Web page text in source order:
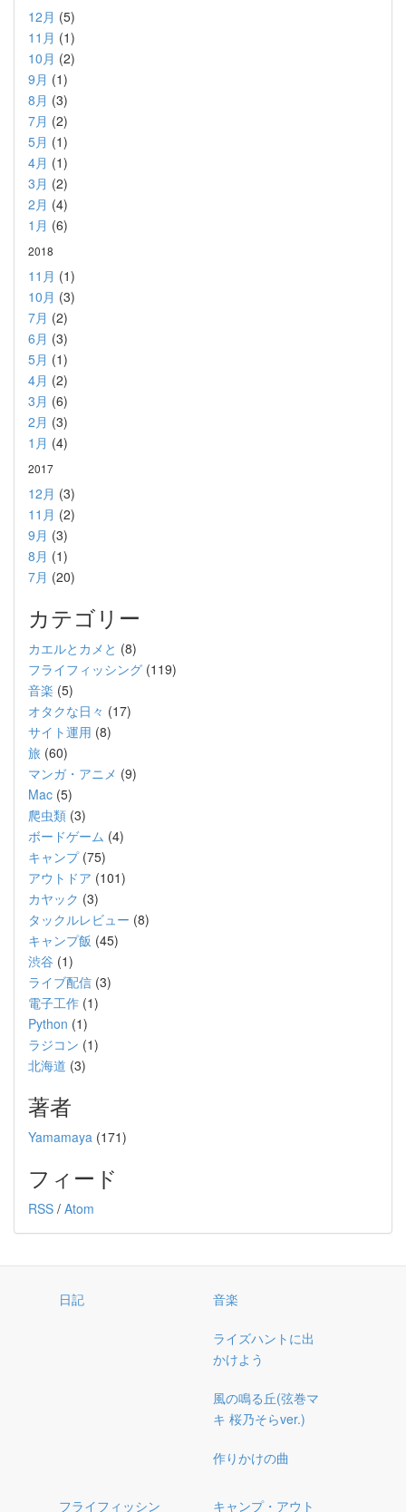
12月 (5)
11月 (1)
10月 (2)
9月 (1)
8月 (3)
7月 (2)
5月 (1)
4月 (1)
3月 (2)
2月 (4)
1月 (6)
2018
11月 (1)
10月 (3)
7月 (2)
6月 (3)
5月 (1)
4月 (2)
3月 (6)
2月 (3)
1月 (4)
2017
12月 (3)
11月 (2)
9月 (3)
8月 (1)
7月 (20)
カテゴリー
カエルとカメと (8)
フライフィッシング (119)
音楽 (5)
オタクな日々 (17)
サイト運用 (8)
旅 (60)
マンガ・アニメ (9)
Mac (5)
爬虫類 (3)
ボードゲーム (4)
キャンプ(75)
アウトドア (101)
カヤック (3)
タックルレビュー (8)
キャンプ飯 (45)
渋谷 (1)
ライブ配信 (3)
電子工作 (1)
Python (1)
ラジコン (1)
北海道 (3)
著者
Yamamaya (171)
フィード
RSS / Atom
日記 音楽
ライズハントに出
かけよう
風の鳴る丘(弦巻マ
キ 桜乃そらver.)
作りかけの曲
フライフィッシン キャンプ・アウト